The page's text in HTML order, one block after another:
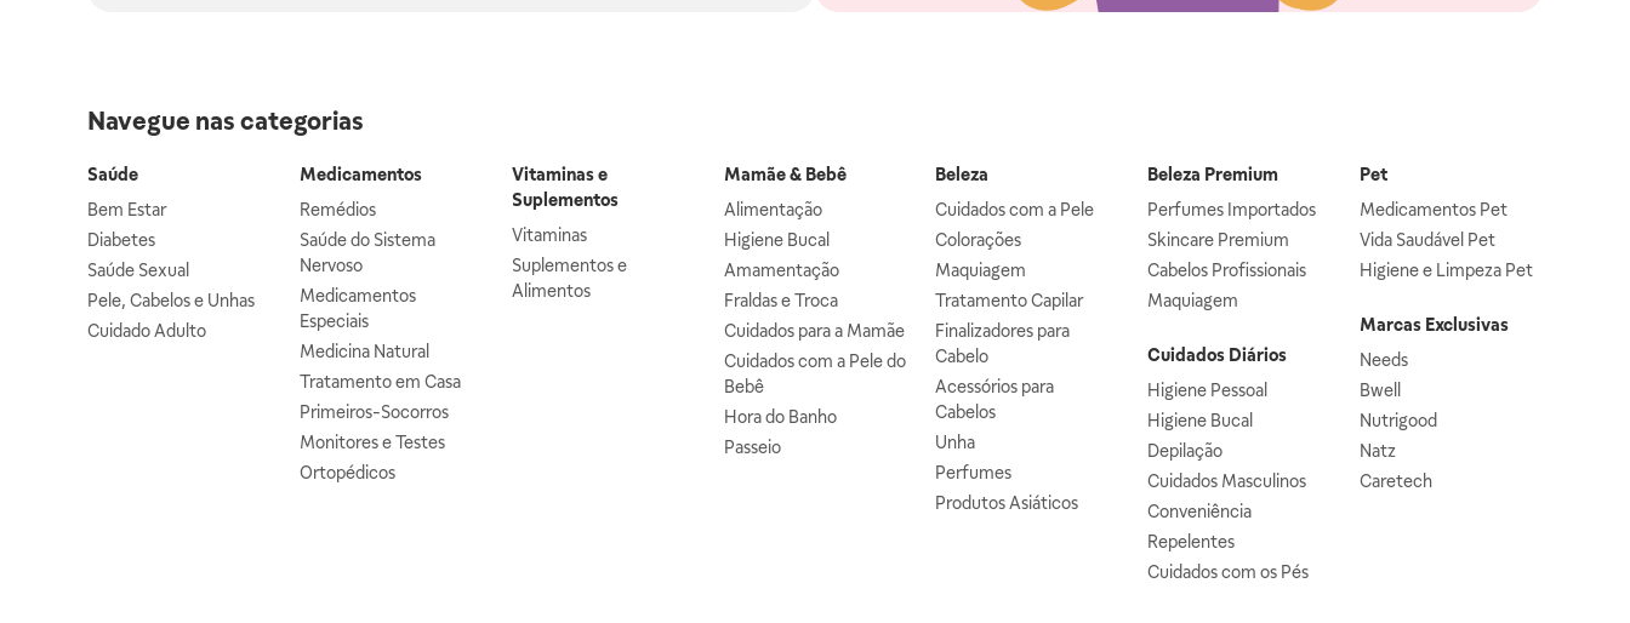
Navegue nas categorias
Saúde
Bem Estar
Diabetes
Saúde Sexual
Pele, Cabelos e Unhas
Cuidado Adulto
Medicamentos
Remédios
Saúde do Sistema
Nervoso
Medicamentos
Especiais
Medicina Natural
Tratamento em Casa
Primeiros-Socorros
Monitores e Testes
Ortopédicos
Vitaminas e
Suplementos
Vitaminas
Suplementos e
Alimentos
Mamãe & Bebê
Alimentação
Higiene Bucal
Amamentação
Fraldas e Troca
Cuidados para a Mamãe
Cuidados com a Pele do
Bebê
Hora do Banho
Passeio
Beleza
Cuidados com a Pele
Colorações
Maquiagem
Tratamento Capilar
Finalizadores para
Cabelo
Acessórios para
Cabelos
Unha
Perfumes
Produtos Asiáticos
Beleza Premium
Perfumes Importados
Skincare Premium
Cabelos Profissionais
Maquiagem
Cuidados Diários
Higiene Pessoal
Higiene Bucal
Depilação
Cuidados Masculinos
Conveniência
Repelentes
Cuidados com os Pés
Pet
Medicamentos Pet
Vida Saudável Pet
Higiene e Limpeza Pet
Marcas Exclusivas
Needs
Bwell
Nutrigood
Natz
Caretech